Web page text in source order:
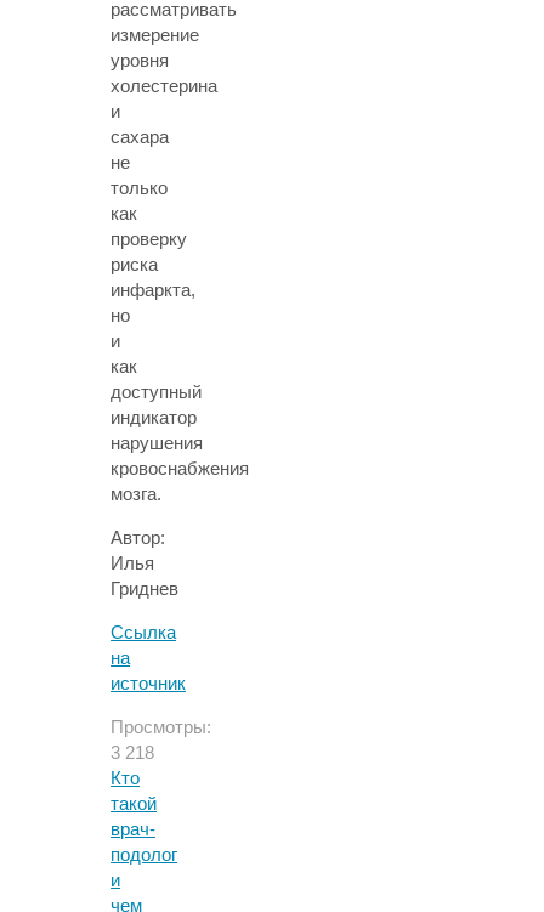
рассматривать
измерение
уровня
холестерина
и
сахара
не
только
как
проверку
риска
инфаркта,
но
и
как
доступный
индикатор
нарушения
кровоснабжения
мозга.
Автор:
Илья
Гриднев
Ссылка
на
источник
Просмотры:
3 218
Кто
такой
врач-
подолог
и
чем